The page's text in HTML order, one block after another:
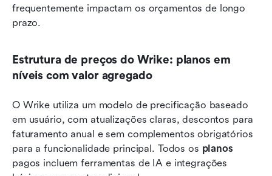
frequentemente impactam os orçamentos de longo
prazo.
Estrutura de preços do Wrike: planos em
níveis com valor agregado
O Wrike utiliza um modelo de precificação baseado
em usuário, com atualizações claras, descontos para
faturamento anual e sem complementos obrigatórios
para a funcionalidade principal. Todos os planos
pagos incluem ferramentas de IA e integrações